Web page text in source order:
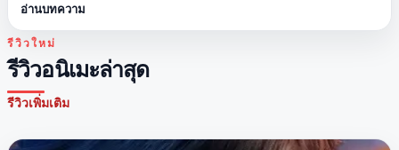
แฟนตาซีดาร์ค เรื่องราวที่สะเทือนอารมณ์ และตัวละครเอกที่จริงจัง
เรื่องราวติดตาม Wang Lin ชายหนุ่มธรรมดาที่ก้าวเข้าสู่โลกแห่ง
การฝึกฝนพลังปราณ และค่อยๆ ค้นพบว่าโลกนั้นโหดร้าย อันตราย
และคาดเดาไม่ได้เพียงใด
อ่านบทความ
รีวิวใหม่
รีวิวอนิเมะล่าสุด
รีวิวเพิ่มเติม